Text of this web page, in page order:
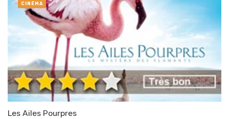
Les Ailes Pourpres
CINÉMA